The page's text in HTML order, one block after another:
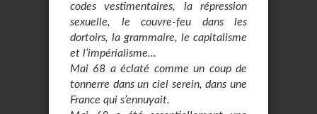
codes vestimentaires, la répression
sexuelle, le couvre-feu dans les
dortoirs, la grammaire, le capitalisme
et l’impérialisme...
Mai 68 a éclaté comme un coup de
tonnerre dans un ciel serein, dans une
France qui s’ennuyait.